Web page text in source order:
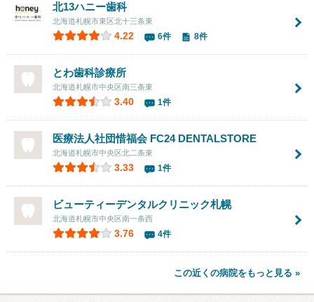
北13ハニー歯科
北海道札幌市東区北十三条東
4.22 6件 8件
とわ歯科診療所
北海道札幌市中央区南三条東
3.40 1件
医療法人社団惜福会 FC24 DENTALSTORE
北海道札幌市中央区北二条東
3.33 1件
ビューティーデンタルクリニック札幌
北海道札幌市中央区南一条西
3.76 4件
この近くの病院をもっと見る »